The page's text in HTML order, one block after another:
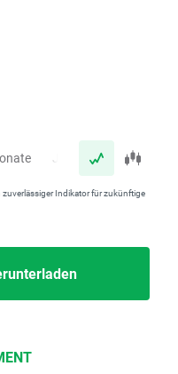
Jahr
Indikator für zukünftige